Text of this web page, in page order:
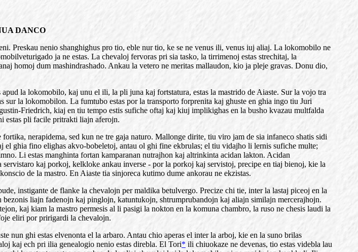
DANCO
Preskau nenio shanghighus pro tio, eble nur tio, ke se ne venus ili, venus iuj aliaj. La lokomobilo ne
ja ne estas. La chevaloj fervoras pri sia tasko, la tirrimenoj estas strechitaj, la
homoj dum mashindrashado. Ankau la vetero ne meritas mallaudon, kio ja pleje gravas. Donu dio,
la lokomobilo, kaj unu el ili, la pli juna kaj fortstatura, estas la mastrido de Aiaste. Sur la vojo tra
la lokomobilon. La fumtubo estas por la transporto forprenita kaj ghuste en ghia ingo tiu Juri
Friedrich, kiaj en tiu tempo estis sufiche oftaj kaj kiuj implikighas en la busho kvazau multfalda
estas pli facile pritrakti liajn aferojn.
nerapidema, sed kun ne tre gaja naturo. Mallonge dirite, tiu viro jam de sia infaneco shatis sidi
ghia fino elighas akvo-bobeletoj, antau ol ghi fine ekbrulas; el tiu vidajho li lernis sufiche multe;
Li estas manghinta fortan kamparanan nutrajhon kaj altrinkinta acidan lakton. Acidan
kaj porkoj, kelkloke ankau inverse - por la porkoj kaj servistoj, precipe en tiaj bienoj, kie la
de la mastro. En Aiaste tia sinjoreca kutimo dume ankorau ne ekzistas.
instigante de flanke la chevalojn per maldika betulvergo. Precize chi tie, inter la lastaj piceoj en la
liajn fadenojn kaj pinglojn, katuntukojn, shtrumprubandojn kaj aliajn similajn mercerajhojn.
kaj kiam la mastro permesis al li pasigi la nokton en la komuna chambro, la ruso ne chesis laudi la
eliri por pririgardi la chevalojn.
nun ghi estas elvenonta el la arbaro. Antau chio aperas el inter la arboj, kie en la suno brilas
kaj ech pri ilia genealogio nenio estas direbla. El Tori* ili chiuokaze ne devenas, tio estas videbla lau